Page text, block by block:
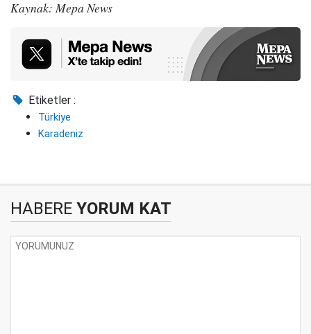
Kaynak: Mepa News
Etiketler :
Türkiye
Karadeniz
HABERE YORUM KAT